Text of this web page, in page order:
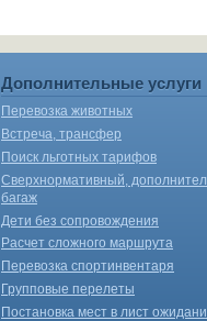
Дополнительные услуги
Перевозка животных
Встреча, трансфер
Поиск льготных тарифов
Сверхнормативный,
багаж
Дети без сопровождения
Расчет сложного маршрута
Перевозка спортинвентаря
Групповые перелеты
Постановка мест в лист